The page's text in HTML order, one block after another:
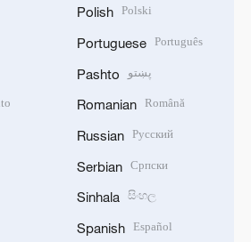
Polish Polski
Portuguese Português
Pashto پښتو
Romanian Română
Russian Русский
Serbian Српски
Sinhala සිංහල
Spanish Español